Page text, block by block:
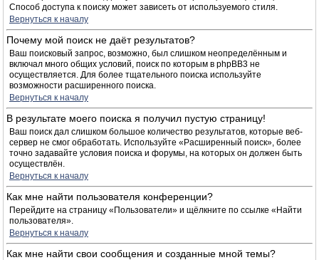
Способ доступа к поиску может зависеть от используемого стиля.
Вернуться к началу
Почему мой поиск не даёт результатов?
Ваш поисковый запрос, возможно, был слишком неопределённым и
включал много общих условий, поиск по которым в phpBB3 не
осуществляется. Для более тщательного поиска используйте
возможности расширенного поиска.
Вернуться к началу
В результате моего поиска я получил пустую страницу!
Ваш поиск дал слишком большое количество результатов, которые веб-
сервер не смог обработать. Используйте «Расширенный поиск», более
точно задавайте условия поиска и форумы, на которых он должен быть
осуществлён.
Вернуться к началу
Как мне найти пользователя конференции?
Перейдите на страницу «Пользователи» и щёлкните по ссылке «Найти
пользователя».
Вернуться к началу
Как мне найти свои сообщения и созданные мной темы?